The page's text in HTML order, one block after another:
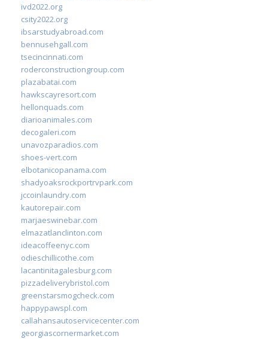
ivd2022.org
csity2022.org
ibsarstudyabroad.com
bennusehgall.com
tsecincinnati.com
roderconstructiongroup.com
plazabatai.com
hawkscayresort.com
hellonquads.com
diarioanimales.com
decogaleri.com
unavozparadios.com
shoes-vert.com
elbotanicopanama.com
shadyoaksrockportrvpark.com
jccoinlaundry.com
kautorepair.com
marjaeswinebar.com
elmazatlanclinton.com
ideacoffeenyc.com
odieschillicothe.com
lacantinitagalesburg.com
pizzadeliverybristol.com
greenstarsmogcheck.com
happypawspl.com
callahansautoservicecenter.com
georgiascornermarket.com